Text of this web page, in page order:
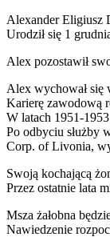
Alexander Eligiusz
Urodził się 1
Alex pozostawił
Alex wychował się
Karierę zawodową
W latach 1951-
Po odbyciu służby
Corp. of Livonia,
Swoją kochającą
Przez ostatnie lata
Msza żałobna
Nawiedzenie